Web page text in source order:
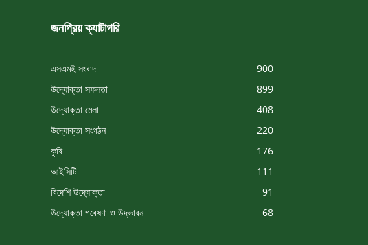
জনপ্রিয় ক্যাটাগরি
এসএমই সংবাদ
900
উদ্যোক্তা সফলতা
899
উদ্যোক্তা মেলা
408
উদ্যোক্তা সংগঠন
220
কৃষি
176
আইসিটি
111
বিদেশি উদ্যোক্তা
91
উদ্যোক্তা গবেষণা ও উদ্ভাবন
68